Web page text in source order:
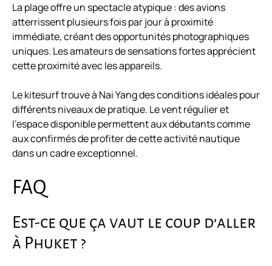
La plage offre un spectacle atypique : des avions
atterrissent plusieurs fois par jour à proximité
immédiate, créant des opportunités photographiques
uniques. Les amateurs de sensations fortes apprécient
cette proximité avec les appareils.
Le kitesurf trouve à Nai Yang des conditions idéales pour
différents niveaux de pratique. Le vent régulier et
l’espace disponible permettent aux débutants comme
aux confirmés de profiter de cette activité nautique
dans un cadre exceptionnel.
FAQ
Est-ce que ça vaut le coup d’aller
à Phuket ?